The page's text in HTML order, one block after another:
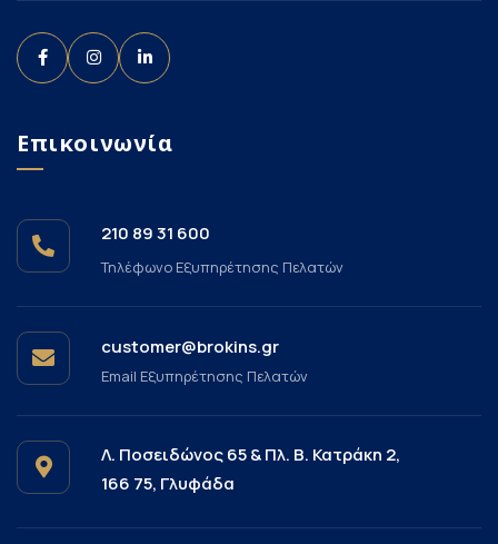
Επικοινωνία
210 89 31 600
Τηλέφωνο Εξυπηρέτησης Πελατών
customer@brokins.gr
Email Εξυπηρέτησης Πελατών
Λ. Ποσειδώνος 65 & Πλ. Β. Κατράκη 2,
166 75, Γλυφάδα